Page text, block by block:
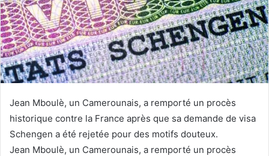
Jean Mboulè, un Camerounais, a remporté un procès
historique contre la France après que sa demande de visa
Schengen a été rejetée pour des motifs douteux.
Jean Mboulè, un Camerounais, a remporté un procès